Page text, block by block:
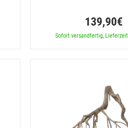
139,90€
Sofort versandfertig, Lieferzeit